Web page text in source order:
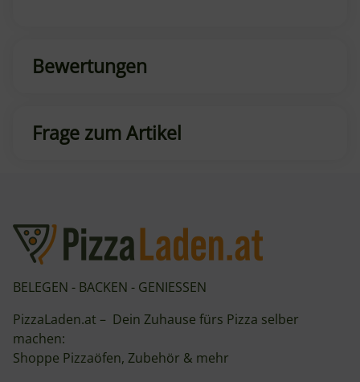
Bewertungen
Frage zum Artikel
BELEGEN - BACKEN - GENIESSEN
PizzaLaden.at – Dein Zuhause fürs Pizza selber
machen:
Shoppe Pizzaöfen, Zubehör & mehr